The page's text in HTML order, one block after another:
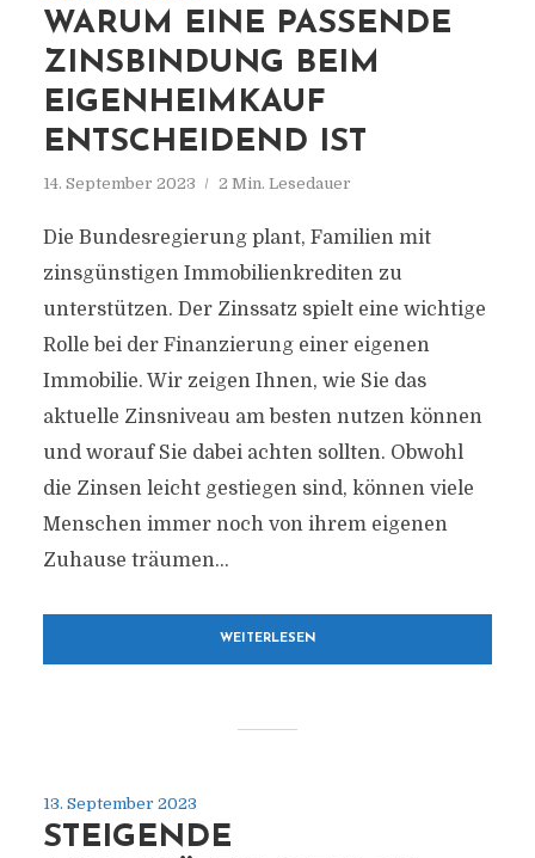
WARUM EINE PASSENDE
ZINSBINDUNG BEIM
EIGENHEIMKAUF
ENTSCHEIDEND IST
14. September 2023 2 Min. Lesedauer
Die Bundesregierung plant, Familien mit
zinsgünstigen Immobilienkrediten zu
unterstützen. Der Zinssatz spielt eine wichtige
Rolle bei der Finanzierung einer eigenen
Immobilie. Wir zeigen Ihnen, wie Sie das
aktuelle Zinsniveau am besten nutzen können
und worauf Sie dabei achten sollten. Obwohl
die Zinsen leicht gestiegen sind, können viele
Menschen immer noch von ihrem eigenen
Zuhause träumen...
WEITERLESEN
13. September 2023
STEIGENDE